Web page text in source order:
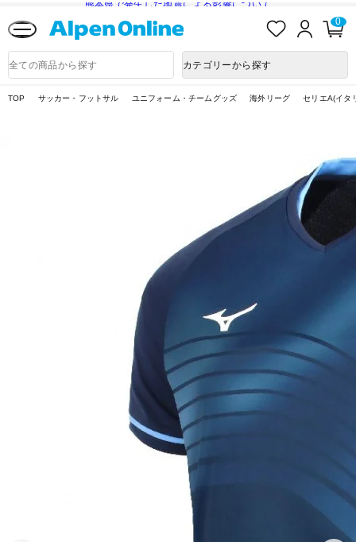
熊本県で発生した地震による影響について
入
ロ
ン
0
品
検
カテゴリーから探す
TOP サッカー・フットサル ユニフォーム・チームグッズ 海外リーグ セリエA(イタ